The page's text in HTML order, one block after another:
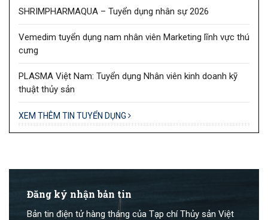
SHRIMPHARMAQUA – Tuyển dụng nhân sự 2026
Vemedim tuyển dụng nam nhân viên Marketing lĩnh vực thú
cưng
PLASMA Việt Nam: Tuyển dụng Nhân viên kinh doanh kỹ
thuật thủy sản
XEM THÊM TIN TUYỂN DỤNG
Đăng ký nhận bản tin
Bản tin điện tử hàng tháng của Tạp chí Thủy sản Việt